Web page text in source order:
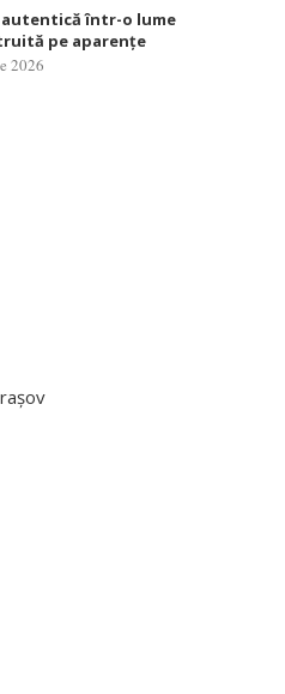
autentică într-o lume
pe aparențe
2026